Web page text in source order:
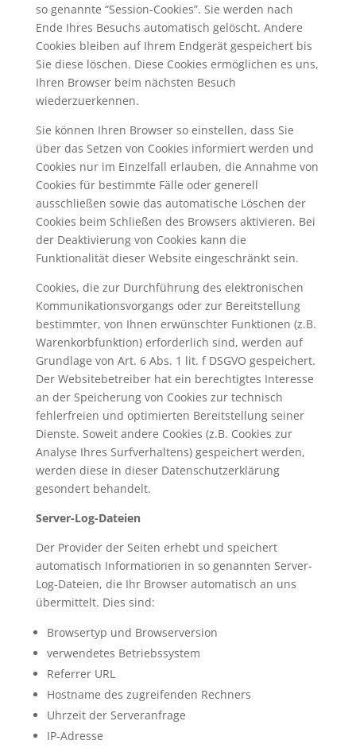
so genannte “Session-Cookies”. Sie werden nach
Ende Ihres Besuchs automatisch gelöscht. Andere
Cookies bleiben auf Ihrem Endgerät gespeichert bis
Sie diese löschen. Diese Cookies ermöglichen es uns,
Ihren Browser beim nächsten Besuch
wiederzuerkennen.
Sie können Ihren Browser so einstellen, dass Sie
über das Setzen von Cookies informiert werden und
Cookies nur im Einzelfall erlauben, die Annahme von
Cookies für bestimmte Fälle oder generell
ausschließen sowie das automatische Löschen der
Cookies beim Schließen des Browsers aktivieren. Bei
der Deaktivierung von Cookies kann die
Funktionalität dieser Website eingeschränkt sein.
Cookies, die zur Durchführung des elektronischen
Kommunikationsvorgangs oder zur Bereitstellung
bestimmter, von Ihnen erwünschter Funktionen (z.B.
Warenkorbfunktion) erforderlich sind, werden auf
Grundlage von Art. 6 Abs. 1 lit. f DSGVO gespeichert.
Der Websitebetreiber hat ein berechtigtes Interesse
an der Speicherung von Cookies zur technisch
fehlerfreien und optimierten Bereitstellung seiner
Dienste. Soweit andere Cookies (z.B. Cookies zur
Analyse Ihres Surfverhaltens) gespeichert werden,
werden diese in dieser Datenschutzerklärung
gesondert behandelt.
Server-Log-Dateien
Der Provider der Seiten erhebt und speichert
automatisch Informationen in so genannten Server-
Log-Dateien, die Ihr Browser automatisch an uns
übermittelt. Dies sind:
Browsertyp und Browserversion
verwendetes Betriebssystem
Referrer URL
Hostname des zugreifenden Rechners
Uhrzeit der Serveranfrage
IP-Adresse